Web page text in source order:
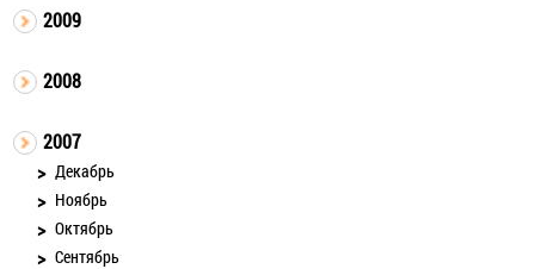
2009
2008
2007
Декабрь
Ноябрь
Октябрь
Сентябрь